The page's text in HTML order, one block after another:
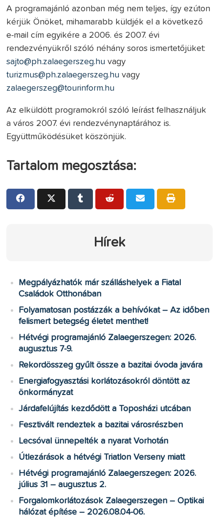
A programajánló azonban még nem teljes, így ezúton
kérjük Önöket, mihamarabb küldjék el a következő
e-mail cím egyikére a 2006. és 2007. évi
rendezvényükről szóló néhány soros ismertetőjüket:
sajto@ph.zalaegerszeg.hu vagy
turizmus@ph.zalaegerszeg.hu vagy
zalaegerszeg@tourinform.hu
Az elküldött programokról szóló leírást felhasználjuk
a város 2007. évi rendezvénynaptárához is.
Együttműködésüket köszönjük.
Tartalom megosztása:
Hírek
Megpályázhatók már szálláshelyek a Fiatal
Családok Otthonában
Folyamatosan postázzák a behívókat – Az időben
felismert betegség életet menthet!
Hétvégi programajánló Zalaegerszegen: 2026.
augusztus 7-9.
Rekordösszeg gyűlt össze a bazitai óvoda javára
Energiafogyasztási korlátozásokról döntött az
önkormányzat
Járdafelújítás kezdődött a Toposházi utcában
Fesztivált rendeztek a bazitai városrészben
Lecsóval ünnepelték a nyarat Vorhotán
Útlezárások a hétvégi Triatlon Verseny miatt
Hétvégi programajánló Zalaegerszegen: 2026.
július 31 – augusztus 2.
Forgalomkorlátozások Zalaegerszegen – Optikai
hálózat építése – 2026.08.04-06.